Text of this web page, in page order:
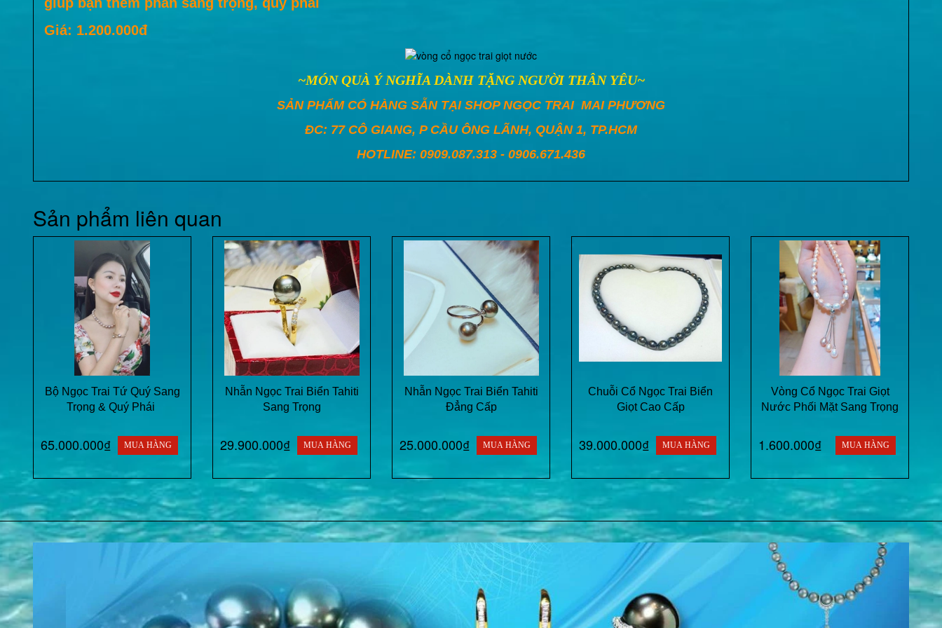
Giá: 1.200.000đ
~MÓN QUÀ Ý NGHĨA DÀNH TẶNG NGƯỜI THÂN YÊU~
SẢN PHẨM CÓ HÀNG SẴN TẠI SHOP NGỌC TRAI MAI PHƯƠNG
ĐC: 77 CÔ GIANG, P CẦU ÔNG LÃNH, QUẬN 1, TP.HCM
HOTLINE: 0909.087.313 - 0906.671.436
Sản phẩm liên quan
Bộ Ngọc Trai Tứ Quý Sang
Trọng & Quý Phái
65.000.000₫ MUA HÀNG
Nhẫn Ngọc Trai Biển Tahiti
Sang Trọng
29.900.000₫ MUA HÀNG
Nhẫn Ngọc Trai Biển Tahiti
Đẳng Cấp
25.000.000₫ MUA HÀNG
Chuỗi Cổ Ngọc Trai Biển
Giọt Cao Cấp
39.000.000₫ MUA HÀNG
Vòng Cổ Ngọc Trai Giọt
Nước Phối Mặt Sang Trọng
1.600.000₫ MUA HÀNG